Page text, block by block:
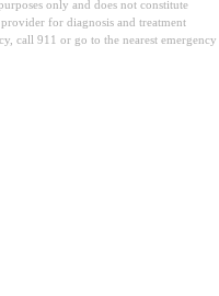
only and does not constitute
for diagnosis and treatment
call 911 or go to the nearest emergency